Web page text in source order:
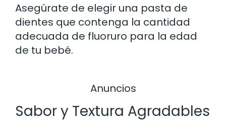
Asegúrate de elegir una pasta de
dientes que contenga la cantidad
adecuada de fluoruro para la edad
de tu bebé.
Anuncios
Sabor y Textura Agradables